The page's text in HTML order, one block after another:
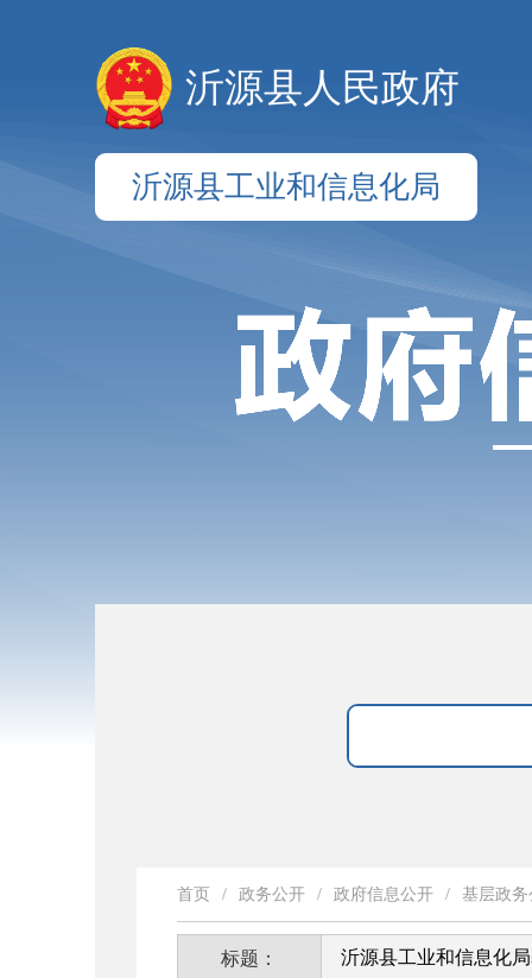
沂源县人民政府
沂源县工业和信息化局
首页 / 政务公开 / 政府信息公开 / 基层政
标题： 沂源县工业和信息化